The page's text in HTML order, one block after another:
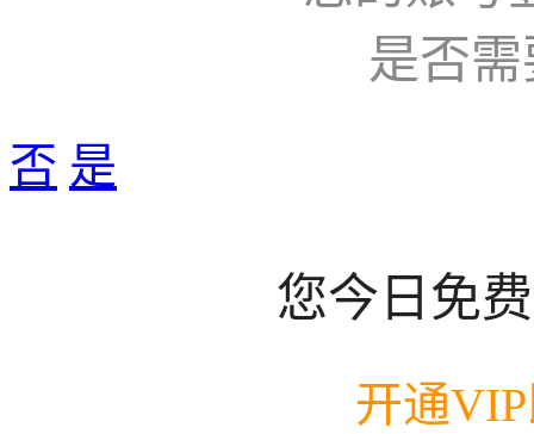
是否
否 是
您今日免
开通